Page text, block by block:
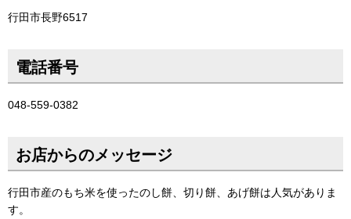
行田市長野6517
電話番号
048-559-0382
お店からのメッセージ
行田市産のもち米を使ったのし餅、切り餅、あげ餅は人気がありま
す。